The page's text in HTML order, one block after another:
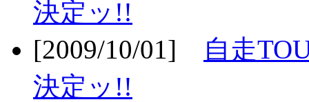
決定ッ!!
[2009/10/01]
自走
決定ッ!!